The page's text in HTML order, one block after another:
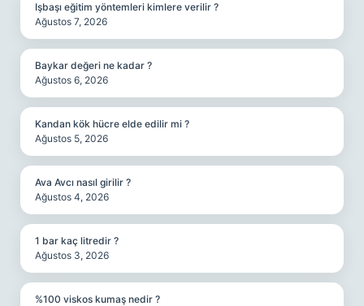
Işbaşı eğitim yöntemleri kimlere verilir ?
Ağustos 7, 2026
Baykar değeri ne kadar ?
Ağustos 6, 2026
Kandan kök hücre elde edilir mi ?
Ağustos 5, 2026
Ava Avcı nasıl girilir ?
Ağustos 4, 2026
1 bar kaç litredir ?
Ağustos 3, 2026
%100 viskos kumaş nedir ?